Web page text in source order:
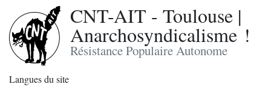
CNT-AIT - Toulouse |
Anarchosyndicalisme !
Résistance Populaire Autonome
Langues du site